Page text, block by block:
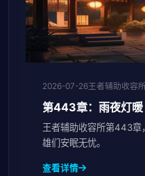
2026-07-26王者辅助收容
第443章：雨夜灯暖
王者辅助收容所第443章
雄们安眠无忧。
查看详情